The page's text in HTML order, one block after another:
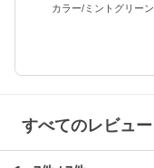
カラー/ミントグリーン
すべてのレビュー